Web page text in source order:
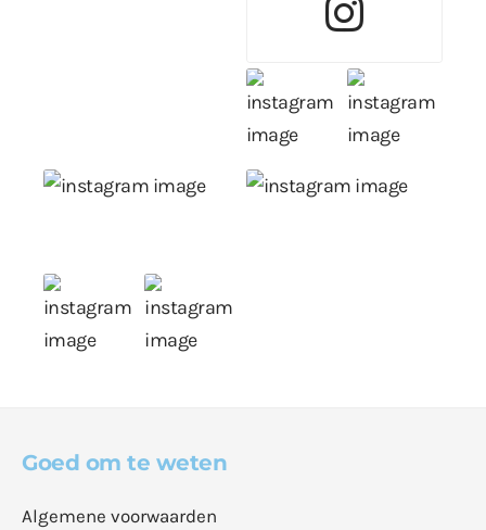
Goed om te weten
Algemene voorwaarden